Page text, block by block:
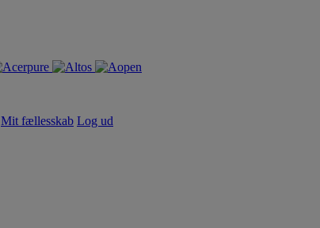
Mit fællesskab Log ud